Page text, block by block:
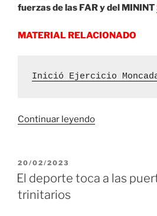
fuerzas de las FAR y del MININT
MATERIAL RELACIONADO
Inició Ejercicio
Continuar leyendo«Día
Defensa
PUBLICADO
EL
20/02/2023
El deporte toca a las
trinitarios